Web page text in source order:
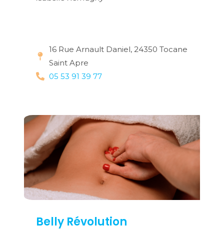
16 Rue Arnault Daniel, 24350 Tocane
Saint Apre
05 53 91 39 77
Belly Révolution